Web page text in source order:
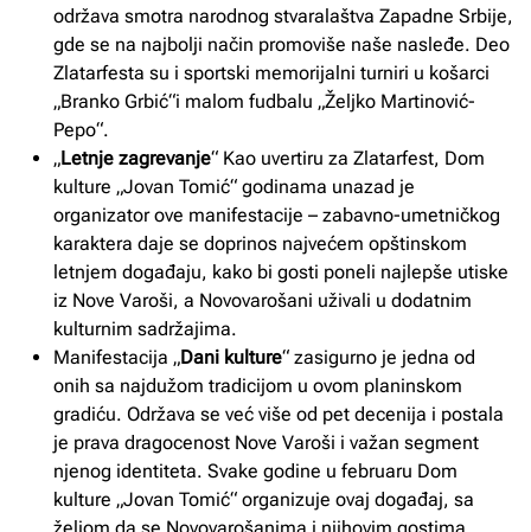
održava smotra narodnog stvaralaštva Zapadne Srbije,
gde se na najbolji način promoviše naše nasleđe. Deo
Zlatarfesta su i sportski memorijalni turniri u košarci
„Branko Grbić“i malom fudbalu „Željko Martinović-
Pepo“.
„Letnje zagrevanje“ Kao uvertiru za Zlatarfest, Dom
kulture „Jovan Tomić“ godinama unazad je
organizator ove manifestacije – zabavno-umetničkog
karaktera daje se doprinos najvećem opštinskom
letnjem događaju, kako bi gosti poneli najlepše utiske
iz Nove Varoši, a Novovarošani uživali u dodatnim
kulturnim sadržajima.
Manifestacija „Dani kulture“ zasigurno je jedna od
onih sa najdužom tradicijom u ovom planinskom
gradiću. Održava se već više od pet decenija i postala
je prava dragocenost Nove Varoši i važan segment
njenog identiteta. Svake godine u februaru Dom
kulture „Jovan Tomić“ organizuje ovaj događaj, sa